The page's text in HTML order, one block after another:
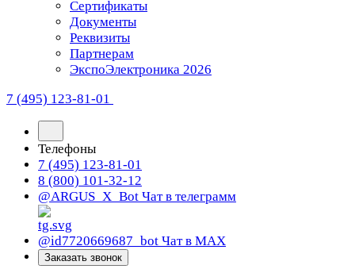
Сертификаты
Документы
Реквизиты
Партнерам
ЭкспоЭлектроника 2026
7 (495) 123-81-01
Телефоны
7 (495) 123-81-01
8 (800) 101-32-12
@ARGUS_X_Bot Чат в телеграмм
@id7720669687_bot Чат в МАХ
Заказать звонок